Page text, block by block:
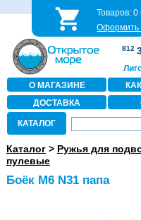
Товаров:0
Оформить
812
О МАГАЗИНЕ
ДОСТАВКА
КАТАЛОГ
Каталог> Ружья для
пулевые
Боёк М6 N31 папа